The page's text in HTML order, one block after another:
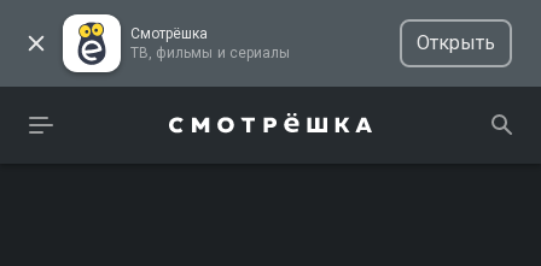
Смотрёшка
ТВ, фильмы и сериалы
Открыть